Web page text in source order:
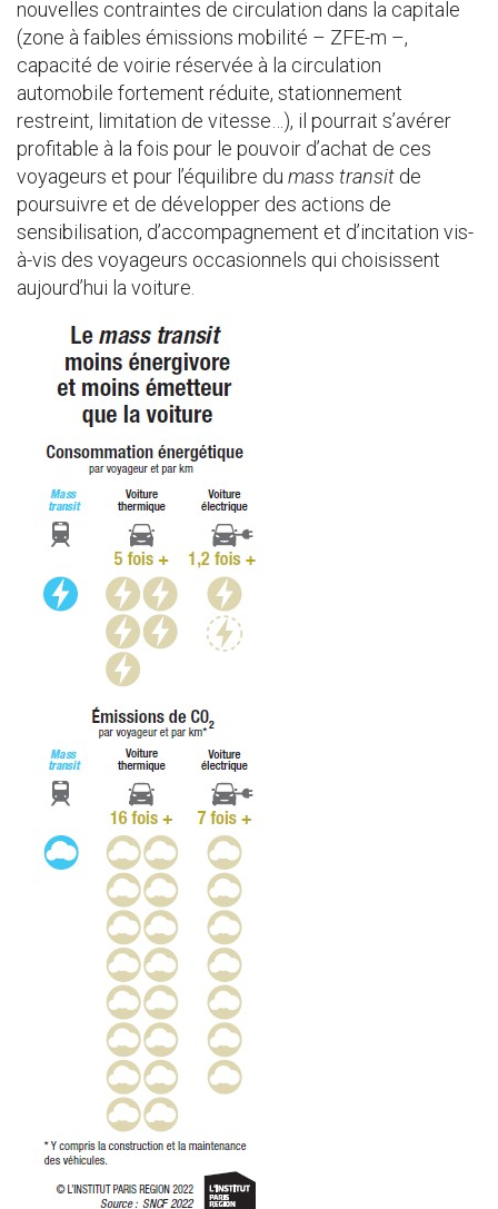
nouvelles contraintes de circulation dans la capitale
(zone à faibles émissions mobilité – ZFE-m –,
capacité de voirie réservée à la circulation
automobile fortement réduite, stationnement
restreint, limitation de vitesse…), il pourrait s’avérer
profitable à la fois pour le pouvoir d’achat de ces
voyageurs et pour l’équilibre du mass transit de
poursuivre et de développer des actions de
sensibilisation, d’accompagnement et d’incitation vis-
à-vis des voyageurs occasionnels qui choisissent
aujourd’hui la voiture.